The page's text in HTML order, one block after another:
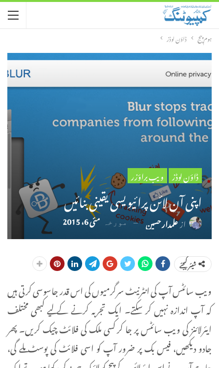
ہوم پیج ڈاؤن لوڈز
ڈاؤن لوڈز ویب براؤزر
اپنی آن لائن پرائیویسی یقینی بنائیں
ازعلمدار حسین مورخہ مئی 6، 2015
شیئر کیجئے
ویب سائٹس آپ کی انٹرنیٹ سرگرمیوں کی اس قدر جاسوسی کرتی ہیں
کہ آپ اندازہ نہیں کر سکتے۔ ایک تجربہ کرنے کے لیے کبھی مختلف
ایئرلائنز کی ویب سائٹس پر جا کر کسی ملک کی فلائٹ چیک کریں۔ پھر
جادو دیکھیں، فیس بک پر ضرور آپ کو اسی فلائٹ کی پوسٹ ملے گی،